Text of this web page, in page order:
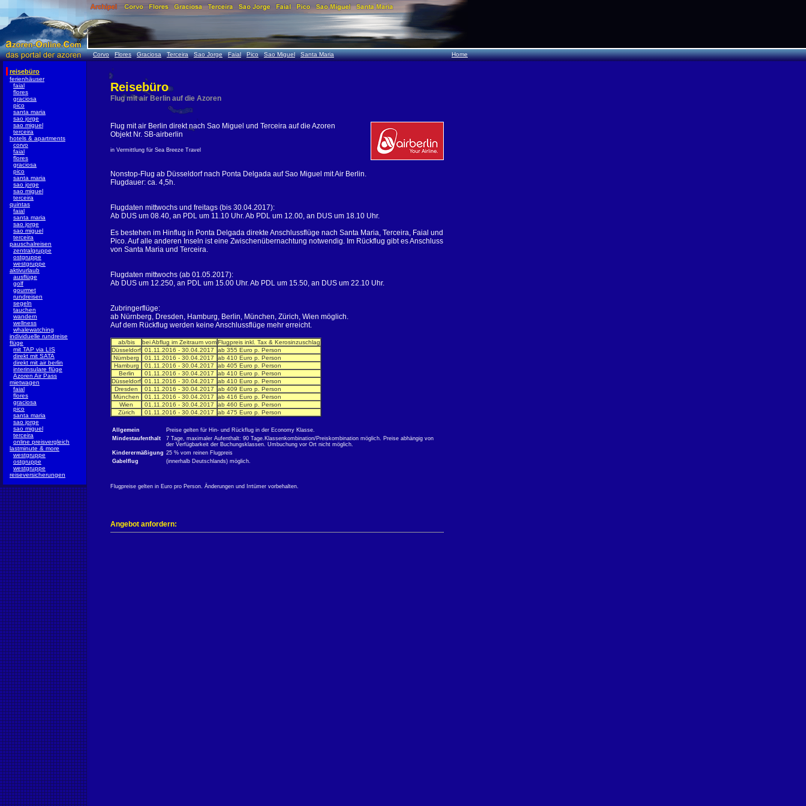
Corvo Flores Graciosa Terceira Sao Jorge Faial Pico Sao Miguel Santa Maria Home
reisebüro
ferienhäuser
faial
flores
graciosa
pico
santa maria
sao jorge
sao miguel
terceira
hotels & apartments
corvo
faial
flores
graciosa
pico
santa maria
sao jorge
sao miguel
terceira
quintas
faial
santa maria
sao jorge
sao miguel
terceira
pauschalreisen
zentralgruppe
ostgruppe
westgruppe
aktivurlaub
ausflüge
golf
gourmet
rundreisen
segeln
tauchen
wandern
wellness
whalewatching
individuelle rundreise
flüge
mit TAP via LIS
direkt mit SATA
direkt mit air berlin
interinsulare flüge
Azoren Air Pass
mietwagen
faial
flores
graciosa
pico
santa maria
sao jorge
sao miguel
terceira
online preisvergleich
lastminute & more
westgruppe
ostgruppe
westgruppe
reiseversicherungen
Reisebüro
Flug mit air Berlin auf die Azoren
Flug mit air Berlin direkt nach Sao Miguel und Terceira auf die Azoren
Objekt Nr. SB-airberlin
in Vermittlung für Sea Breeze Travel
Nonstop-Flug ab Düsseldorf nach Ponta Delgada auf Sao Miguel mit Air Berlin.
Flugdauer: ca. 4,5h.
Flugdaten mittwochs und freitags (bis 30.04.2017):
Ab DUS um 08.40, an PDL um 11.10 Uhr. Ab PDL um 12.00, an DUS um 18.10 Uhr.
Es bestehen im Hinflug in Ponta Delgada direkte Anschlussflüge nach Santa Maria, Terceira, Faial und
Pico. Auf alle anderen Inseln ist eine Zwischenübernachtung notwendig. Im Rückflug gibt es Anschluss
von Santa Maria und Terceira.
Flugdaten mittwochs (ab 01.05.2017):
Ab DUS um 12.250, an PDL um 15.00 Uhr. Ab PDL um 15.50, an DUS um 22.10 Uhr.
Zubringerflüge:
ab Nürnberg, Dresden, Hamburg, Berlin, München, Zürich, Wien möglich.
Auf dem Rückflug werden keine Anschlussflüge mehr erreicht.
ab/bis bei Abflug im Zeitraum vomFlugpreis inkl. Tax & Kerosinzuschlag
Düsseldorf 01.11.2016 - 30.04.2017
ab 355 Euro p. Person
Nürnberg
01.11.2016 - 30.04.2017
ab 410 Euro p. Person
Hamburg
01.11.2016 - 30.04.2017
ab 405 Euro p. Person
Berlin
01.11.2016 - 30.04.2017
ab 410 Euro p. Person
Düsseldorf 01.11.2016 - 30.04.2017
ab 410 Euro p. Person
Dresden
01.11.2016 - 30.04.2017
ab 409 Euro p. Person
München
01.11.2016 - 30.04.2017
ab 416 Euro p. Person
Wien
01.11.2016 - 30.04.2017
ab 460 Euro p. Person
Zürich
01.11.2016 - 30.04.2017 ab 475 Euro p. Person
Allgemein
Preise gelten für Hin- und Rückflug in der Economy Klasse.
Mindestaufenthalt
7 Tage, maximaler Aufenthalt: 90 Tage.Klassenkombination/Preiskombination möglich. Preise abhängig von
der Verfügbarkeit der Buchungsklassen. Umbuchung vor Ort nicht möglich.
Kinderermäßigung 25 % vom reinen Flugpreis
Gabelflug
(innerhalb Deutschlands) möglich.
Flugpreise gelten in Euro pro Person. Änderungen und Irrtümer vorbehalten.
Angebot anfordern: